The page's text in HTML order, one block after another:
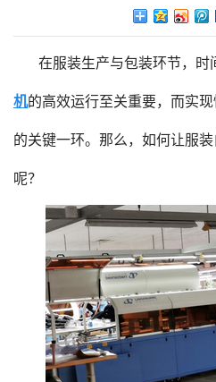
在服装生产与包装环节，时
机的高效运行至关重要，而实
的关键一环。那么，如何让服
呢？